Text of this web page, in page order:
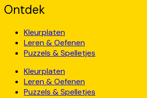
Ontdek
Kleurplaten
Leren & Oefenen
Puzzels & Spelletjes
Kleurplaten
Leren & Oefenen
Puzzels & Spelletjes